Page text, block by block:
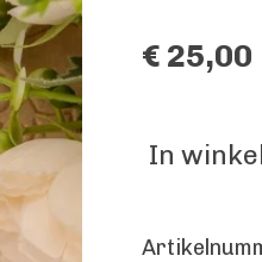
€ 25,00
In